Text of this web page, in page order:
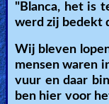
"Blanca, het is
werd zij bedekt
Wij bleven
mensen waren
vuur en daar
ben hier voor